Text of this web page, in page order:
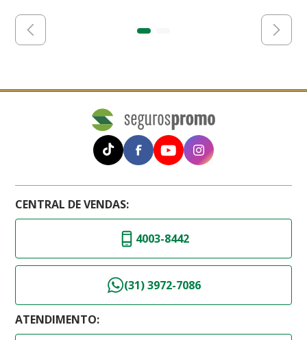
CENTRAL DE VENDAS:
4003-8442
(31) 3972-7086
ATENDIMENTO: